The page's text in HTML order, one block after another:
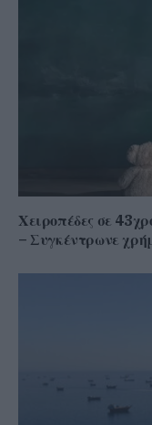
Χειροπέδες σε
– Συγκέντρωνε